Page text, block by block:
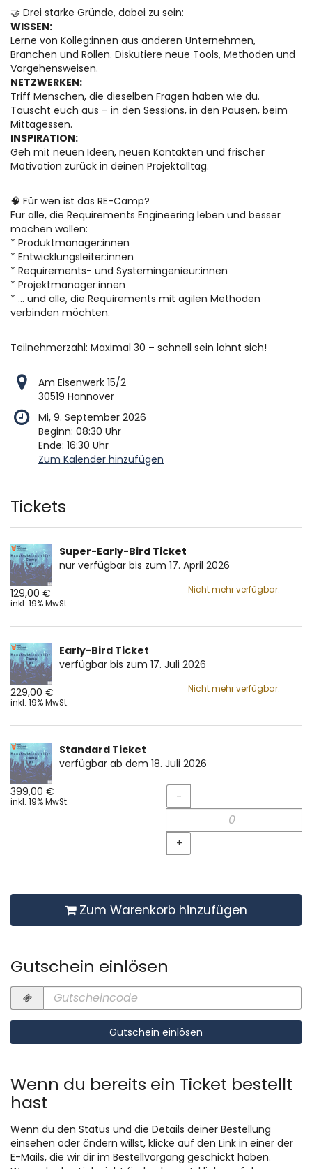
🤝 Drei starke Gründe, dabei zu sein:
WISSEN:
Lerne von Kolleg:innen aus anderen Unternehmen,
Branchen und Rollen. Diskutiere neue Tools, Methoden und
Vorgehensweisen.
NETZWERKEN:
Triff Menschen, die dieselben Fragen haben wie du.
Tauscht euch aus – in den Sessions, in den Pausen, beim
Mittagessen.
INSPIRATION:
Geh mit neuen Ideen, neuen Kontakten und frischer
Motivation zurück in deinen Projektalltag.
🧠 Für wen ist das RE-Camp?
Für alle, die Requirements Engineering leben und besser
machen wollen:
* Produktmanager:innen
* Entwicklungsleiter:innen
* Requirements- und Systemingenieur:innen
* Projektmanager:innen
* ... und alle, die Requirements mit agilen Methoden
verbinden möchten.
Teilnehmerzahl: Maximal 30 – schnell sein lohnt sich!
Am Eisenwerk 15/2
30519 Hannover
Mi, 9. September 2026
Beginn: 08:30 Uhr
Ende: 16:30 Uhr
Zum Kalender hinzufügen
Produkte
Tickets
Super-Early-Bird Ticket
nur verfügbar bis zum 17. April 2026
129,00 €
inkl. 19% MwSt.
Nicht mehr verfügbar.
Early-Bird Ticket
verfügbar bis zum 17. Juli 2026
229,00 €
inkl. 19% MwSt.
Nicht mehr verfügbar.
Standard Ticket
verfügbar ab dem 18. Juli 2026
399,00 €
inkl. 19% MwSt. Menge
-
+
Zum Warenkorb hinzufügen
Gutschein einlösen
Gutscheincode
erforderlich
Gutschein einlösen
Wenn du bereits ein Ticket bestellt
hast
Wenn du den Status und die Details deiner Bestellung
einsehen oder ändern willst, klicke auf den Link in einer der
E-Mails, die wir dir im Bestellvorgang geschickt haben.